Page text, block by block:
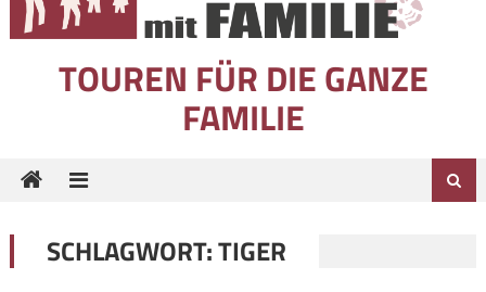
TOUREN FÜR DIE GANZE
FAMILIE
SCHLAGWORT:TIGER